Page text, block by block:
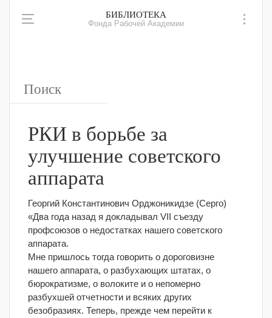
БИБЛИОТЕКА
Фонда Рабочей Академии
РКИ в борьбе за
улучшение советского
аппарата
Георгий Константинович Орджоникидзе (Серго)
«Два года назад я докладывал VII съезду
профсоюзов о недостатках нашего советского
аппарата.
Мне пришлось тогда говорить о дороговизне
нашего аппарата, о разбухающих штатах, о
бюрократизме, о волоките и о непомерно
разбухшей отчетности и всяких других
безобразиях. Теперь, прежде чем перейти к